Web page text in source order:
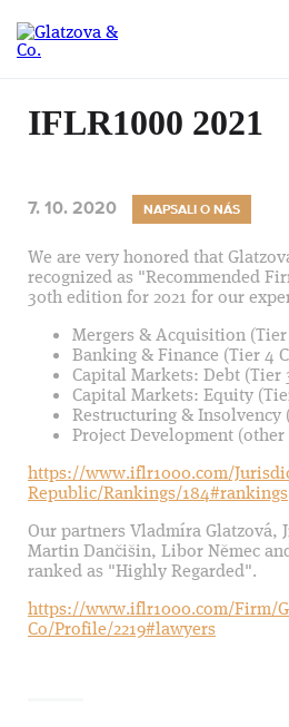
IFLR1000 2021
7. 10. 2020 NAPSALI O NÁS
We are very honored that
recognized as "Recommended
30th edition for 2021 for our
Mergers & Acquisition (Tier
Banking & Finance (Tier 4
Capital Markets: Debt (Tier
Capital Markets: Equity
Restructuring & Insolvency
Project Development
https://www.iflr1000.com/
Republic/Rankings/184#rankings
Our partners Vladmíra Glatzová,
Martin Dančišin, Libor Němec
ranked as "Highly Regarded".
https://www.iflr1000.com/Firm/
Co/Profile/2219#lawyers